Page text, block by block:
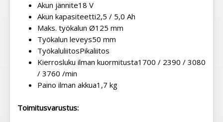
Akun jännite18 V
Akun kapasiteetti2,5 / 5,0 Ah
Maks. työkalun Ø125 mm
Työkalun leveys50 mm
TyökaluliitosPikaliitos
Kierrosluku ilman kuormitusta1700 / 2390 / 3080
/ 3760 /min
Paino ilman akkua1,7 kg
Toimitusvarustus: